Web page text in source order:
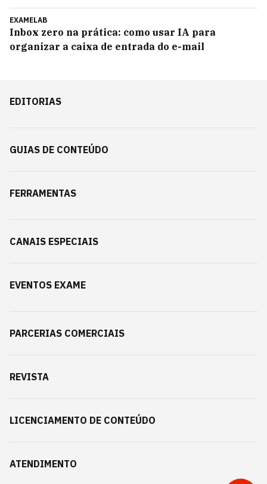
EXAMELAB
Inbox zero na prática: como usar IA para
organizar a caixa de entrada do e-mail
EDITORIAS
GUIAS DE CONTEÚDO
FERRAMENTAS
CANAIS ESPECIAIS
EVENTOS EXAME
PARCERIAS COMERCIAIS
REVISTA
LICENCIAMENTO DE CONTEÚDO
ATENDIMENTO